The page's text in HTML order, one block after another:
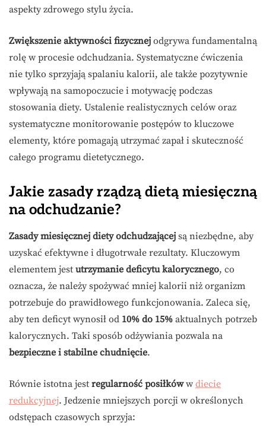
aspekty zdrowego stylu życia.
Zwiększenie aktywności fizycznej odgrywa fundamentalną
rolę w procesie odchudzania. Systematyczne ćwiczenia
nie tylko sprzyjają spalaniu kalorii, ale także pozytywnie
wpływają na samopoczucie i motywację podczas
stosowania diety. Ustalenie realistycznych celów oraz
systematyczne monitorowanie postępów to kluczowe
elementy, które pomagają utrzymać zapał i skuteczność
całego programu dietetycznego.
Jakie zasady rządzą dietą miesięczną
na odchudzanie?
Zasady miesięcznej diety odchudzającej są niezbędne, aby
uzyskać efektywne i długotrwałe rezultaty. Kluczowym
elementem jest utrzymanie deficytu kalorycznego, co
oznacza, że należy spożywać mniej kalorii niż organizm
potrzebuje do prawidłowego funkcjonowania. Zaleca się,
aby ten deficyt wynosił od 10% do 15% aktualnych potrzeb
kalorycznych. Taki sposób odżywiania pozwala na
bezpieczne i stabilne chudnięcie.
Równie istotna jest regularność posiłkóww diecie
redukcyjnej. Jedzenie mniejszych porcji w określonych
odstępach czasowych sprzyja: